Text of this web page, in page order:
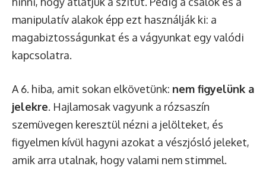
manipulatív alakok épp ezt használják ki: a
magabiztosságunkat és a vágyunkat egy valódi
kapcsolatra.
A 6. hiba, amit sokan elkövetünk: nem figyelünk a
jelekre. Hajlamosak vagyunk a rózsaszín
szemüvegen keresztül nézni a jelölteket, és
figyelmen kívül hagyni azokat a vészjósló jeleket,
amik arra utalnak, hogy valami nem stimmel.